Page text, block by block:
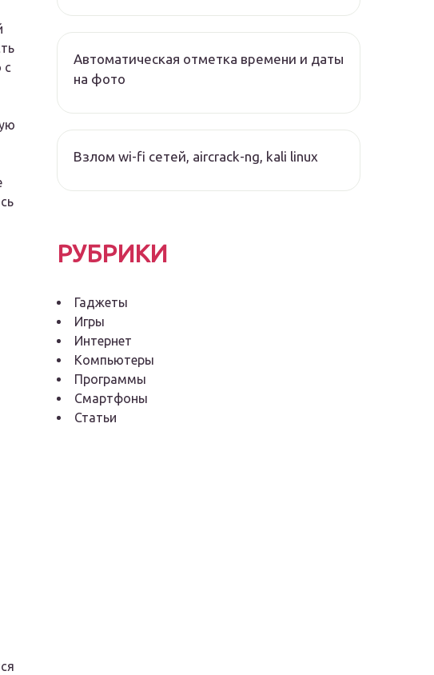
с
Автоматическая отметка времени и даты
на фото
Взлом wi-fi сетей, aircrack-ng, kali linux
РУБРИКИ
Гаджеты
Игры
Интернет
Компьютеры
Программы
Смартфоны
Статьи